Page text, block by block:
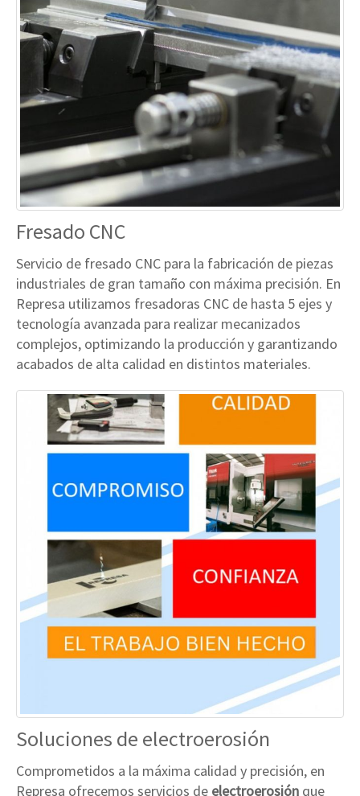
Fresado CNC
Servicio de fresado CNC para la fabricación de piezas
industriales de gran tamaño con máxima precisión. En
Represa utilizamos fresadoras CNC de hasta 5 ejes y
tecnología avanzada para realizar mecanizados
complejos, optimizando la producción y garantizando
acabados de alta calidad en distintos materiales.
Soluciones de electroerosión
Comprometidos a la máxima calidad y precisión, en
Represa ofrecemos servicios de electroerosión que